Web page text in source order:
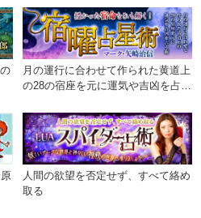
月の運行に合わせて作られた黄道上
の28の宿座を元に運気や吉凶を占う
人間の欲望を否定せず、すべて絡め
取る